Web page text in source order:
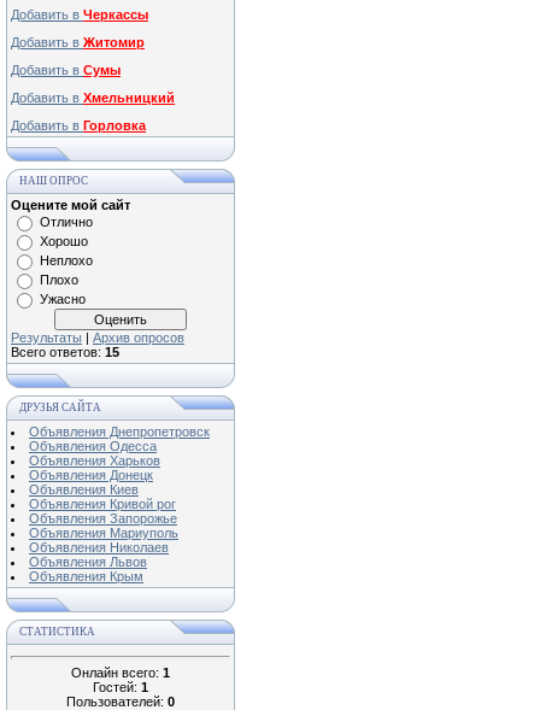
Добавить в Черкассы
Добавить в Житомир
Добавить в Сумы
Добавить в Хмельницкий
Добавить в Горловка
НАШ ОПРОС
Оцените мой сайт
Отлично
Хорошо
Неплохо
Плохо
Ужасно
Результаты | Архив опросов
Всего ответов: 15
ДРУЗЬЯ САЙТА
Объявления Днепропетровск
Объявления Одесса
Объявления Харьков
Объявления Донецк
Объявления Киев
Объявления Кривой рог
Объявления Запорожье
Объявления Мариуполь
Объявления Николаев
Объявления Львов
Объявления Крым
СТАТИСТИКА
Онлайн всего: 1
Гостей: 1
Пользователей: 0